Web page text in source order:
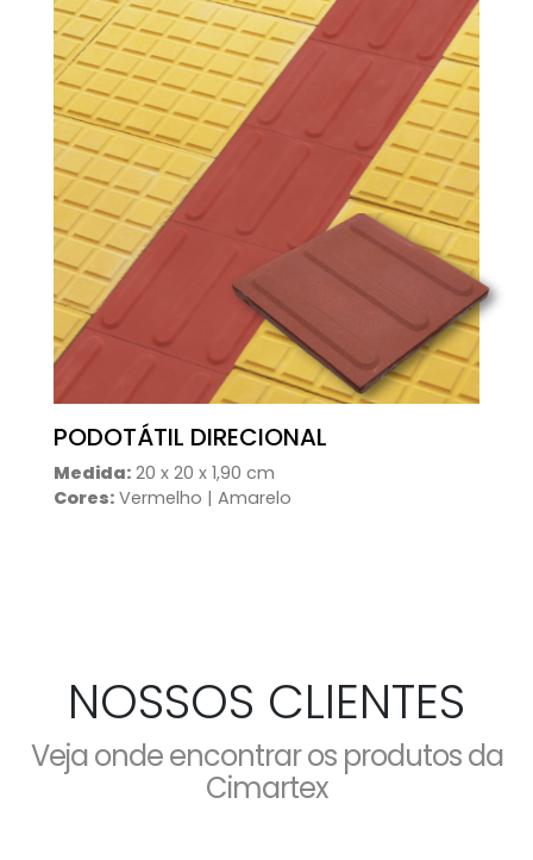
PODOTÁTIL DIRECIONAL
Medida: 20 x 20 x 1,90 cm
Cores: Vermelho | Amarelo
NOSSOS CLIENTES
Veja onde encontrar os produtos da
Cimartex